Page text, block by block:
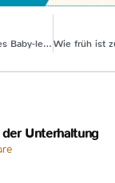
Machst Du richtiges Baby-led Weaning? Und spielt es eine Rolle?
Unterhaltung